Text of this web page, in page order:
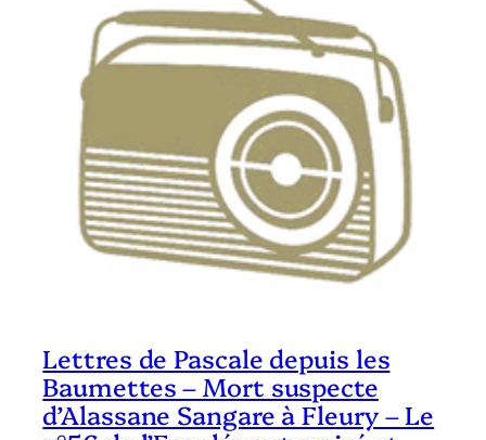
Lettres de Pascale depuis les
Baumettes – Mort suspecte
d’Alassane Sangare à Fleury – Le